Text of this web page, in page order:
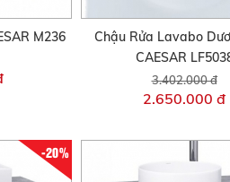
M236
Chậu Rửa Lavabo
CAESAR
3.402.000 đ
2.650.000 đ
-20%